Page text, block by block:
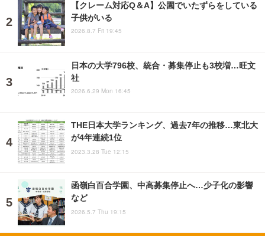
【クレーム対応Q＆A】公園でいたずらをしている
子供がいる
2026.8.7 Fri 19:45
日本の大学796校、統合・募集停止も3校増…旺文
社
2026.6.29 Mon 16:45
THE日本大学ランキング、過去7年の推移…東北大
が4年連続1位
2023.3.28 Tue 12:15
函嶺白百合学園、中高募集停止へ…少子化の影響
など
2026.5.7 Thu 19:15